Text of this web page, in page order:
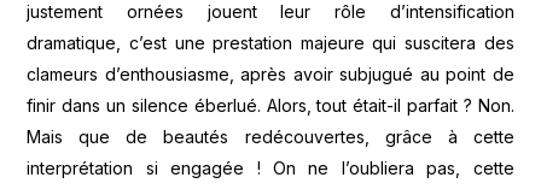
justement ornées jouent leur rôle d’intensification
dramatique, c’est une prestation majeure qui suscitera des
clameurs d’enthousiasme, après avoir subjugué au point de
finir dans un silence éberlué. Alors, tout était-il parfait ? Non.
Mais que de beautés redécouvertes, grâce à cette
interprétation si engagée ! On ne l’oubliera pas, cette